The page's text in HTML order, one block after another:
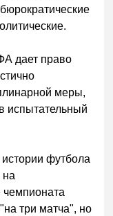
дает право
меры,
испытательный
футбола
на
чемпионата
три матча", но